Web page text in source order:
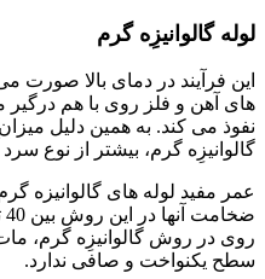
لوله گالوانیزِه گرم
این فرآیند در دمای بالا
های آهن و فلز روی با هم
نفوذ می کند. به همین دلیل
گالوانیزِه گرم، بیشتر از نوع
روی در روش گالوانیزِه گرم،
سطح یکنواخت و صافی ندارد.